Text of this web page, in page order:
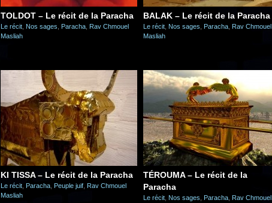
TOLDOT – Le récit de la Paracha
Le récit Nos sages Paracha Rav Chmouel
Masliah
BALAK – Le récit de la Paracha
Le récit Nos sages Paracha Rav Chmouel
Masliah
KI TISSA – Le récit de la Paracha
Le récit Paracha Peuple juif Rav Chmouel
Masliah
TÉROUMA – Le récit de la
Paracha
Le récit Nos sages Paracha Rav Chmouel